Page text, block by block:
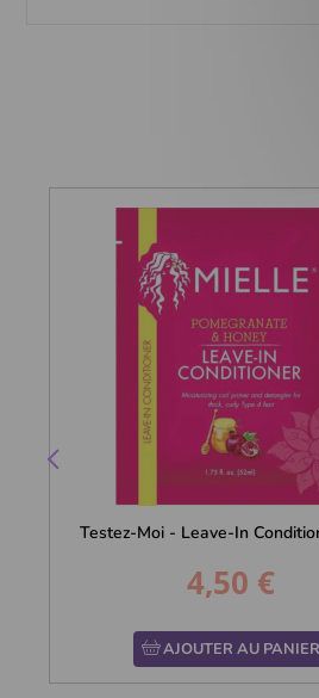
Testez-Moi - Leave-In
Prix
4,50 €
AJOUTER AU PANIER